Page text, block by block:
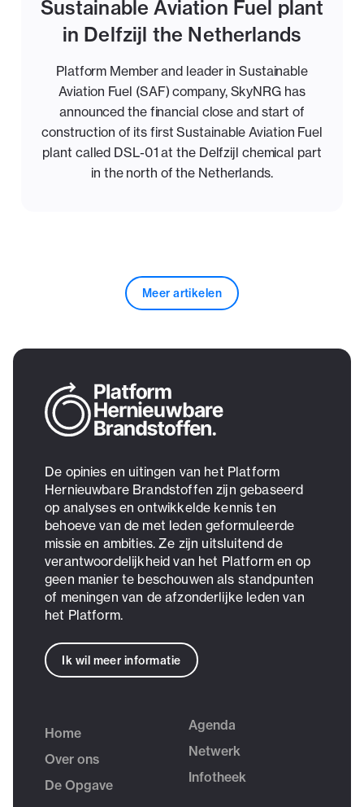
Sustainable Aviation Fuel plant
in Delfzijl the Netherlands
Platform Member and leader in Sustainable
Aviation Fuel (SAF) company, SkyNRG has
announced the financial close and start of
construction of its first Sustainable Aviation Fuel
plant called DSL-01 at the Delfzijl chemical part
in the north of the Netherlands.
Meer artikelen
De opinies en uitingen van het Platform
Hernieuwbare Brandstoffen zijn gebaseerd
op analyses en ontwikkelde kennis ten
behoeve van de met leden geformuleerde
missie en ambities. Ze zijn uitsluitend de
verantwoordelijkheid van het Platform en op
geen manier te beschouwen als standpunten
of meningen van de afzonderlijke leden van
het Platform.
Ik wil meer informatie
Home
Over ons
De Opgave
Agenda
Netwerk
Infotheek